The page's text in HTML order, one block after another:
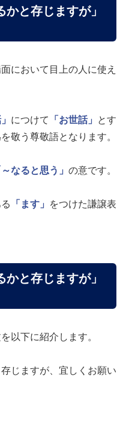
かと存じますが」
において目上の人に使え
につけて 「お世話」
とす
敬う尊敬語となります。
～なると思う」 の意です。
「ます」
をつけた謙譲表
かと存じますが」
以下に紹介します。
じますが、宜しくお願い